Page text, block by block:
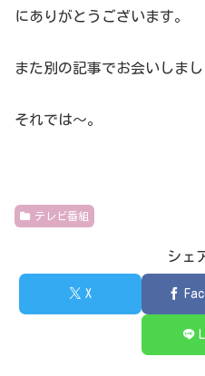
にありがとうございます。
また別の記事でお会いしまし
それでは～。
テレビ番組
シェ
X